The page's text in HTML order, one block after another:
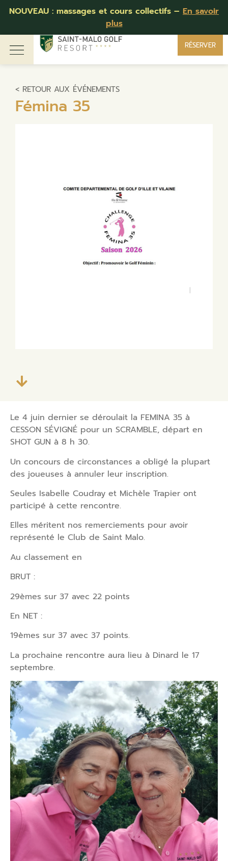
NOUVEAU : massages et cours collectifs – En savoir
plus
RÉSERVER
< RETOUR AUX ÉVÉNEMENTS
Fémina 35
Le 4 juin dernier se déroulait la FEMINA 35 à
CESSON SÉVIGNÉ pour un SCRAMBLE, départ en
SHOT GUN à 8 h 30.
Un concours de circonstances a obligé la plupart
des joueuses à annuler leur inscription.
Seules Isabelle Coudray et Michèle Trapier ont
participé à cette rencontre.
Elles méritent nos remerciements pour avoir
représenté le Club de Saint Malo.
Au classement en
BRUT :
29èmes sur 37 avec 22 points
En NET :
19èmes sur 37 avec 37 points.
La prochaine rencontre aura lieu à Dinard le 17
septembre.